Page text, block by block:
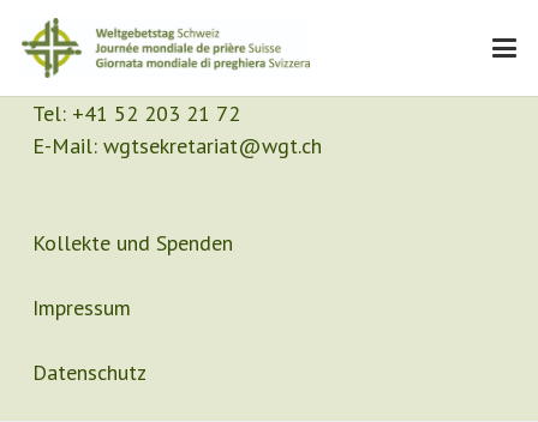
Kontakt
Sekretariat
Tel: +41 52 203 21 72
E-Mail: wgtsekretariat@wgt.ch
Kollekte und Spenden
Impressum
Datenschutz